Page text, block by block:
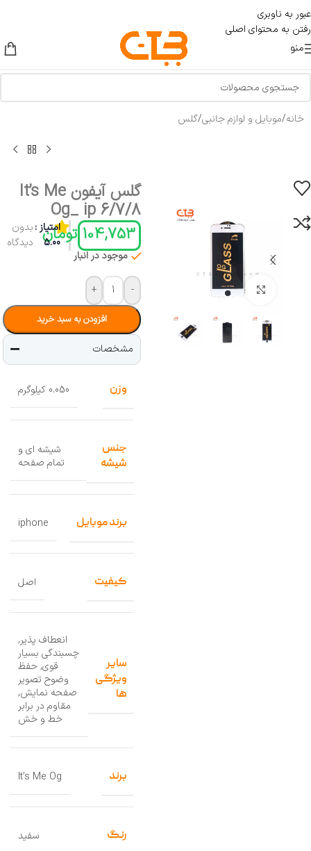
عبور به ناوبری
رفتن به محتوای اصلی
منو
خانه/موبایل و لوازم جانبی/گلس
بزرگنمایی تصویر
گلس آیفون It’s Me
Og_ ip 6/7/8
104,753 تومان
امتیاز :
5.00
بدون
دیدگاه
موجود در انبار
-
+
افزودن به سبد خرید
مشخصات
وزن 0.050 کیلوگرم
جنس
شیشه
شیشه ای و
تمام صفحه
برند موبایل iphone
کیفیت اصل
سایر
ویژگی
ها
انعطاف پذیر,
چسبندگی بسیار
قوی,حفظ
وضوح تصویر
صفحه نمایش,
مقاوم در برابر
خط و خش
برند It’s Me Og
رنگ سفید